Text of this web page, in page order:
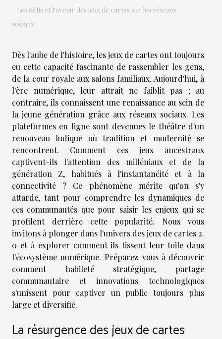
Les défis et l'avenir des jeux de cartes sur les réseaux
sociaux
Dès l'aube de l'histoire, les jeux de cartes ont toujours
eu cette capacité fascinante de rassembler les gens,
de la cour royale aux salons familiaux. Aujourd'hui, à
l'ère numérique, leur attrait ne faiblit pas ; au
contraire, ils connaissent une renaissance au sein de
la jeune génération grâce aux réseaux sociaux. Les
plateformes en ligne sont devenues le théâtre d'un
renouveau ludique où tradition et modernité se
rencontrent. Comment ces jeux ancestraux
captivent-ils l'attention des milléniaux et de la
génération Z, habitués à l'instantanéité et à la
connectivité ? Ce phénomène mérite qu'on s'y
attarde, tant pour comprendre les dynamiques de
ces communautés que pour saisir les enjeux qui se
profilent derrière cette popularité. Nous vous
invitons à plonger dans l'univers des jeux de cartes 2.
0 et à explorer comment ils tissent leur toile dans
l'écosystème numérique. Préparez-vous à découvrir
comment habileté stratégique, partage
communautaire et innovations technologiques
s'unissent pour captiver un public toujours plus
large et diversifié.
La résurgence des jeux de cartes